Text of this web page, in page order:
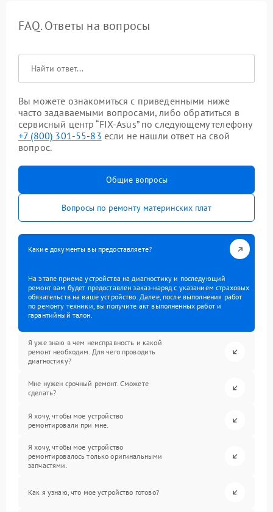
FAQ. Ответы на вопросы
Вы можете ознакомиться с приведенными ниже
часто задаваемыми вопросами, либо обратиться в
сервисный центр “FIX-Asus” по следующему телефону
+7 (800) 301-55-83 если не нашли ответ на свой
вопрос.
Общие вопросы
Вопросы по ремонту материнских плат
Какие документы вы предоставляете?
На этапе приема устройства на диагностику и последующий
ремонт вам будет предоставлен заказ-наряд с указанием страховых
обязательств на ваше устройство. Далее, после выполнения работ
по ремонту техники, вы получите акт выполненных работ и
гарантийный талон.
Я уже знаю в чем неисправность и какой
ремонт необходим. Для чего проводить
диагностику?
Мне нужен срочный ремонт. Сможете
сделать?
Я хочу, чтобы мое устройство
ремонтировали при мне.
Я хочу, чтобы мое устройство
ремонтировалось только оригинальными
запчастями.
Как я узнаю, что мое устройство готово?